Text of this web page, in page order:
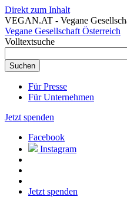
Direkt zum Inhalt
VEGAN.AT - Vegane
Vegane Gesellschaft Österreich
Volltextsuche
Für Presse
Für Unternehmen
Jetzt spenden
Facebook
Instagram
Jetzt spenden